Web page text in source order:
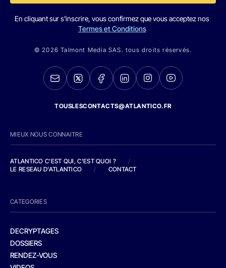
En cliquant sur s'inscrire, vous confirmez que vous acceptez nos
Termes et Conditions
© 2026 Talmont Media SAS. tous droits réservés.
TOUSLESCONTACTS@ATLANTICO.FR
MIEUX NOUS CONNAITRE
ATLANTICO C'EST QUI, C'EST QUOI ?
/
LE RESEAU D'ATLANTICO
/ CONTACT
CATEGORIES
DECRYPTAGES
DOSSIERS
RENDEZ-VOUS